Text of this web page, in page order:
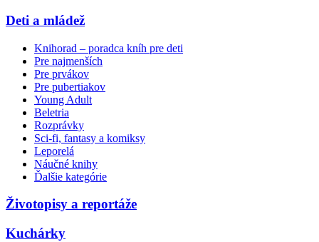
Deti a mládež
Knihorad – poradca kníh pre deti
Pre najmenších
Pre prvákov
Pre pubertiakov
Young Adult
Beletria
Rozprávky
Sci-fi, fantasy a komiksy
Leporelá
Náučné knihy
Ďalšie kategórie
Životopisy a reportáže
Kuchárky